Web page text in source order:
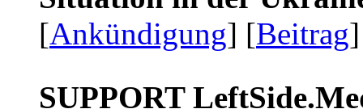
[Ankündigung] [Beitrag
SUPPORT